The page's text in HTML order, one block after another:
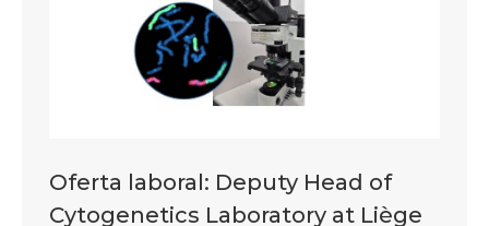
Oferta laboral: Deputy Head of
Cytogenetics Laboratory at Liège